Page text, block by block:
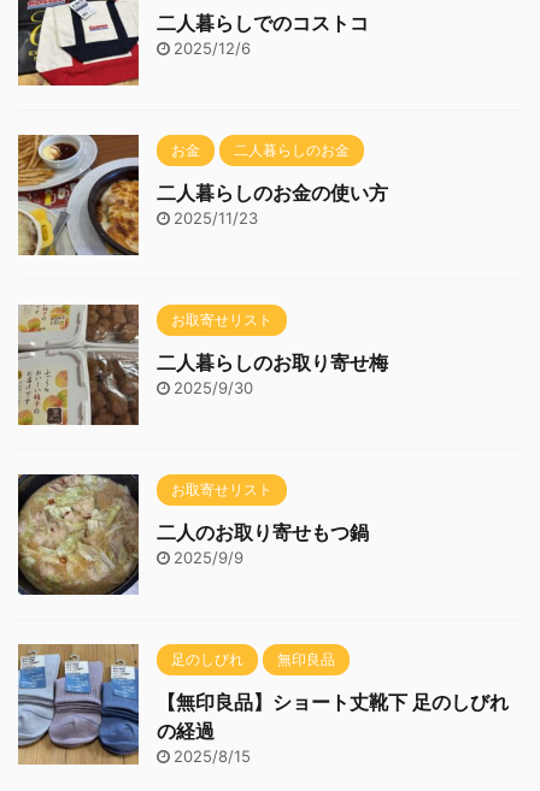
二人暮らしでのコストコ
2025/12/6
お金 二人暮らしのお金
二人暮らしのお金の使い方
2025/11/23
お取寄せリスト
二人暮らしのお取り寄せ梅
2025/9/30
お取寄せリスト
二人のお取り寄せもつ鍋
2025/9/9
足のしびれ 無印良品
【無印良品】ショート丈靴下 足のしびれ
の経過
2025/8/15